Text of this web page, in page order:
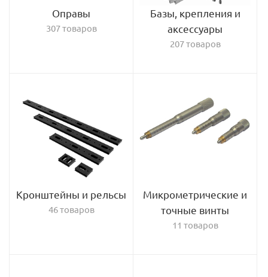
Оправы
307 товаров
Базы, крепления и
аксессуары
207 товаров
Кронштейны и рельсы
46 товаров
Микрометрические и
точные винты
11 товаров